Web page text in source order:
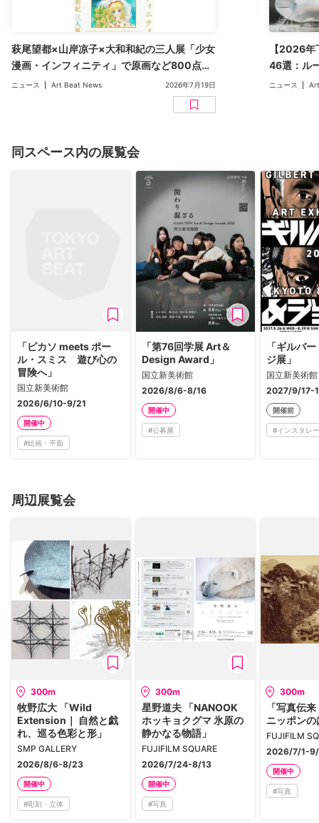
萩尾望都×山岸凉子×大和和紀の三人展「少女
漫画・インフィニティ」で原画など800点超
を展示。六本木・国立新美術館で10月開幕
ニュース Art Beat News 2026年7月19日
【2026
46選：ル
マリメッ
ニュース
同スペース内の展覧会
「ピカソ meets ポー
ル・スミス 遊び心の
冒険へ」
国立新美術館
2026/6/10-9/21
開催中
#絵画・平面
「第76回学展 Art＆
Design Award」
国立新美術館
2026/8/6-8/16
開催中
#公募展
「ギルバ
ジ展」
国立新美術館
2027/9/17-
開催前
#インスタレ
周辺展覧会
300m
牧野広大 「Wild
Extension｜ 自然と戯
れ、巡る色彩と形」
SMP GALLERY
2026/8/6-8/23
開催中
#彫刻・立体
300m
星野道夫 「NANOOK
ホッキョクグマ 氷原の
静かなる物語」
FUJIFILM SQUARE
2026/7/24-8/13
開催中
#写真
300m
「写真伝
ニッポン
FUJIFILM
2026/7/1-9/
開催中
#写真